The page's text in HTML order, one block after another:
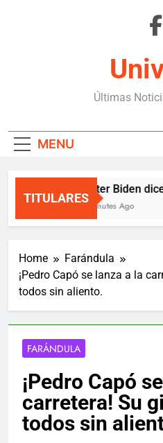
Últimas
MENU
TITULARES
Hunter Biden
15 Minutes Ago
Home
Farándula
¡Pedro Capó se lanza a la
todos sin aliento.
FARÁNDULA
¡Pedro Capó
carretera! Su
todos sin